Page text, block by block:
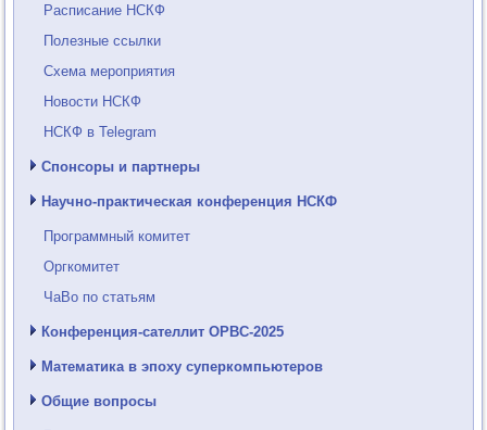
Расписание НСКФ
Полезные ссылки
Схема мероприятия
Новости НСКФ
НСКФ в Telegram
Спонсоры и партнеры
Научно-практическая конференция НСКФ
Программный комитет
Оргкомитет
ЧаВо по статьям
Конференция-сателлит ОРВС-2025
Математика в эпоху суперкомпьютеров
Общие вопросы